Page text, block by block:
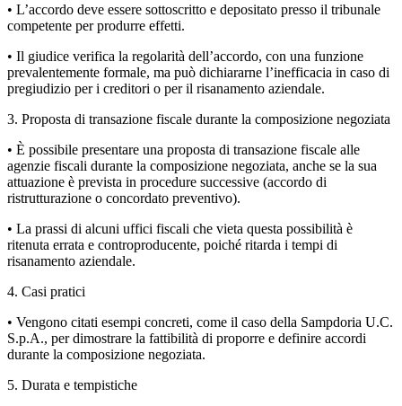
• L’accordo deve essere sottoscritto e depositato presso il tribunale
competente per produrre effetti.
• Il giudice verifica la regolarità dell’accordo, con una funzione
prevalentemente formale, ma può dichiararne l’inefficacia in caso di
pregiudizio per i creditori o per il risanamento aziendale.
3. Proposta di transazione fiscale durante la composizione negoziata
• È possibile presentare una proposta di transazione fiscale alle
agenzie fiscali durante la composizione negoziata, anche se la sua
attuazione è prevista in procedure successive (accordo di
ristrutturazione o concordato preventivo).
• La prassi di alcuni uffici fiscali che vieta questa possibilità è
ritenuta errata e controproducente, poiché ritarda i tempi di
risanamento aziendale.
4. Casi pratici
• Vengono citati esempi concreti, come il caso della Sampdoria U.C.
S.p.A., per dimostrare la fattibilità di proporre e definire accordi
durante la composizione negoziata.
5. Durata e tempistiche